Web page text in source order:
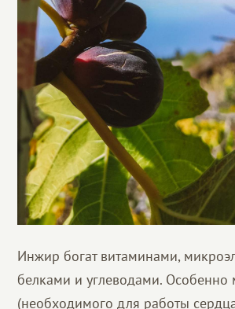
Инжир богат витаминами,
белками и углеводами. Особенно
(необходимого для работы